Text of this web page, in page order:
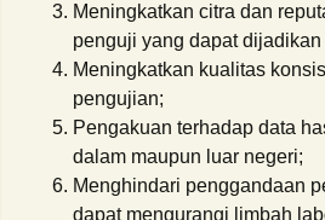
Meningkatkan citra dan
penguji yang dapat dijadikan
Meningkatkan kualitas
pengujian;
Pengakuan terhadap data
dalam maupun luar negeri;
Menghindari penggandaan
dapat mengurangi limbah